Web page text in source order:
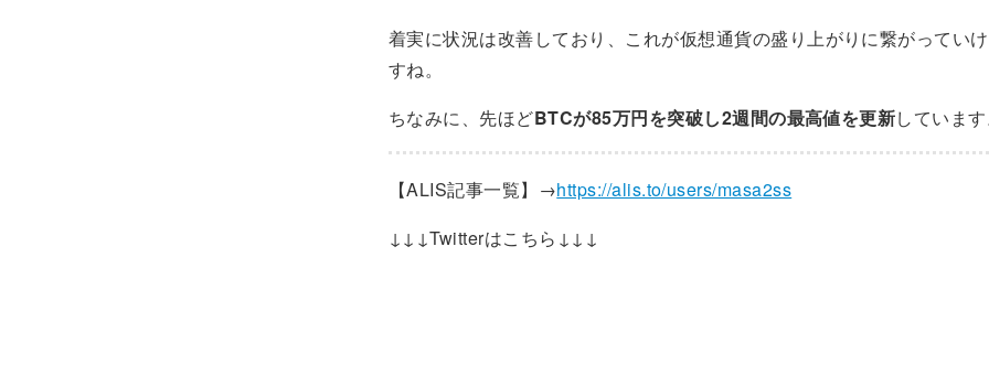
着実に状況は改善しており、これが仮想通貨の盛り上がりに繋がってい
すね。
ちなみに、先ほどBTCが85万円を突破し2週間の最高値を更新していま
【ALIS記事一覧】→https://alis.to/users/masa2ss
↓↓↓Twitterはこちら↓↓↓